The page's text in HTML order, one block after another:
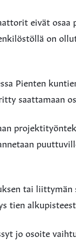
eivät osaa
on
Pienten
saattamaan
tai
tien
jo osoite